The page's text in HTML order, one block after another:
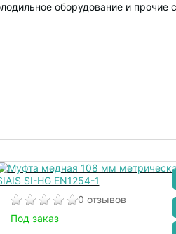
оборудование и прочие
0 отзывов
Под заказ